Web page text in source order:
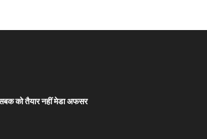
को तैयार नहीं मेडा अफसर